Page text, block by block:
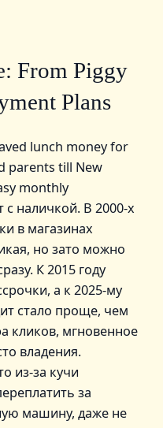
From Piggy
Plans
lunch money for
parents till New
monthly
наличкой. В 2000‑х
в магазинах
но зато можно
К 2015 году
а к 2025‑му
стало проще, чем
кликов, мгновенное
владения.
из‑за кучи
за
машину, даже не